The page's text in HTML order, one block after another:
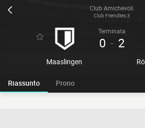
Club Amichevoli
Club Friendlies 3
Maaslingen
Terminata
0 - 2
Riassunto Prono